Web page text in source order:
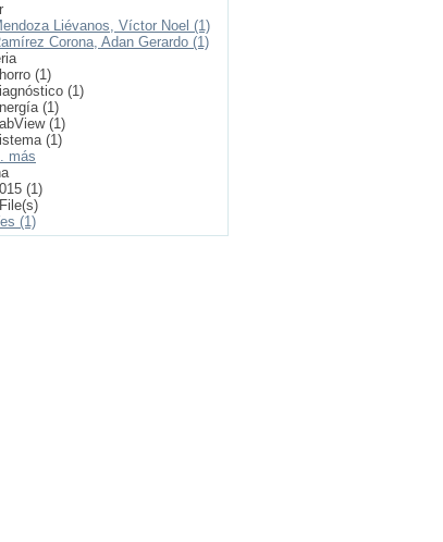
Liévanos, Víctor Noel (1)
Corona, Adan Gerardo (1)
(1)
(1)
(1)
(1)
(1)
más
(1)
(1)